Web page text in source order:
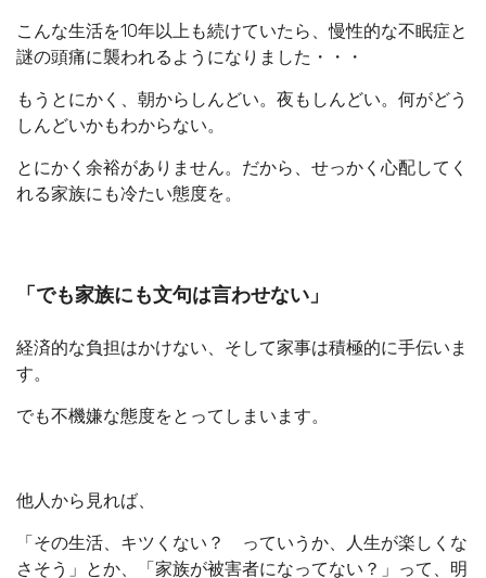
こんな生活を10年以上も続けていたら、慢性的な不眠症と
謎の頭痛に襲われるようになりました・・・
もうとにかく、朝からしんどい。夜もしんどい。何がどう
しんどいかもわからない。
とにかく余裕がありません。だから、せっかく心配してく
れる家族にも冷たい態度を。
「でも家族にも文句は言わせない」
経済的な負担はかけない、そして家事は積極的に手伝いま
す。
でも不機嫌な態度をとってしまいます。
他人から見れば、
「その生活、キツくない？ っていうか、人生が楽しくな
さそう」とか、「家族が被害者になってない？」って、明